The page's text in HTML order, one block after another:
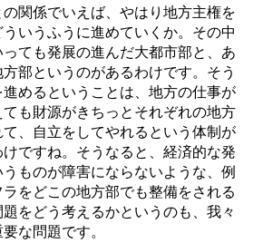
関係でいえば、やはり地方主権を
いうふうに進めていくか。その中
ても発展の進んだ大都市部と、あ
部というのがあるわけです。そう
めるということは、地方の仕事が
も財源がきちっとそれぞれの地方
、自立をしてやれるという体制が
ですね。そうなると、経済的な発
ものが障害にならないような、例
をどこの地方部でも整備をされる
をどう考えるかというのも、我々
な問題です。